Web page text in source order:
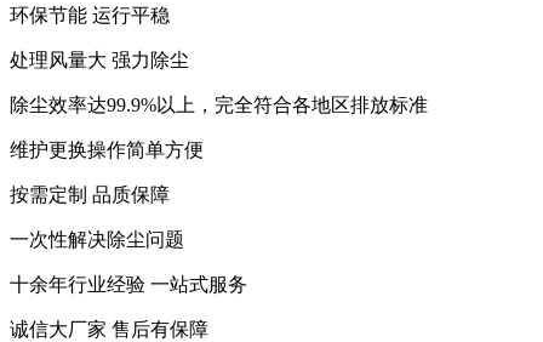
环保节能 运行平稳
处理风量大 强力除尘
除尘效率达99.9%以上，完全符合各地区排放标准
维护更换操作简单方便
按需定制 品质保障
一次性解决除尘问题
十余年行业经验 一站式服务
诚信大厂家 售后有保障